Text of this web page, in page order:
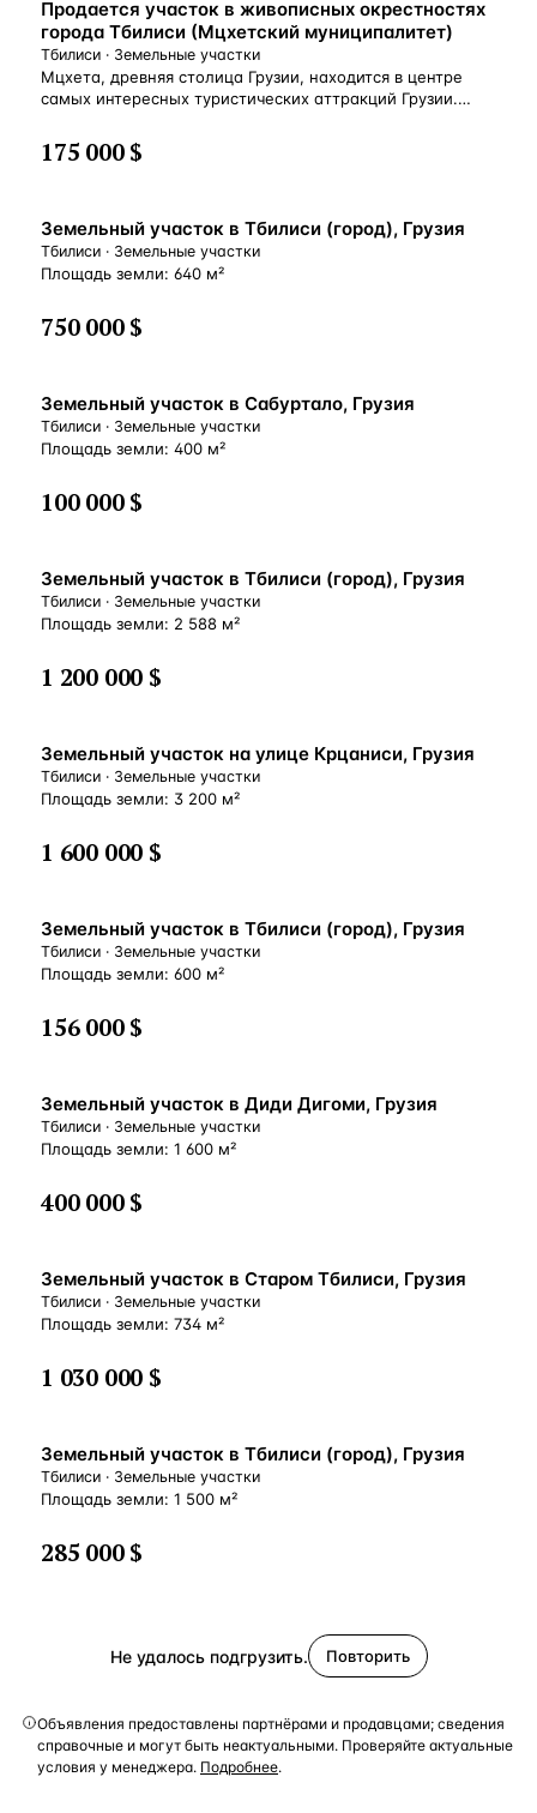
Продается участок в живописных окрестностях
города Тбилиси (Мцхетский муниципалитет)
Тбилиси · Земельные участки
Мцхета, древняя столица Грузии, находится в центре
самых интересных туристических аттракций Грузии.
и исторические достопримечательности. С участка
открывается очень красивый вид на Кавказские горы.
общественного транспорта до Тбилиси. В 10 минутах
езды на машине находится знаменитый Шио Мгвимский
монастырь. До древнего центра Мцхеты – 15 минут езды
175 000 $
Земельный участок в Тбилиси (город), Грузия
Тбилиси · Земельные участки
Площадь земли: 640 м²
750 000 $
Земельный участок в Сабуртало, Грузия
Тбилиси · Земельные участки
Площадь земли: 400 м²
100 000 $
Земельный участок в Тбилиси (город), Грузия
Тбилиси · Земельные участки
Площадь земли: 2 588 м²
1 200 000 $
Земельный участок на улице Крцаниси, Грузия
Тбилиси · Земельные участки
Площадь земли: 3 200 м²
1 600 000 $
Земельный участок в Тбилиси (город), Грузия
Тбилиси · Земельные участки
Площадь земли: 600 м²
156 000 $
Земельный участок в Диди Дигоми, Грузия
Тбилиси · Земельные участки
Площадь земли: 1 600 м²
400 000 $
Земельный участок в Старом Тбилиси, Грузия
Тбилиси · Земельные участки
Площадь земли: 734 м²
1 030 000 $
Земельный участок в Тбилиси (город), Грузия
Тбилиси · Земельные участки
Площадь земли: 1 500 м²
285 000 $
Не удалось подгрузить. Повторить
Объявления предоставлены партнёрами и продавцами; сведения
справочные и могут быть неактуальными. Проверяйте актуальные
условия у менеджера. Подробнее.